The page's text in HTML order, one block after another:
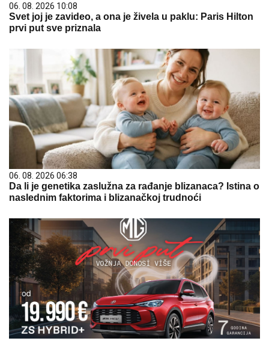
06. 08. 2026 10:08
Svet joj je zavideo, a ona je živela u paklu: Paris Hilton
prvi put sve priznala
06. 08. 2026 06:38
Da li je genetika zaslužna za rađanje blizanaca? Istina o
naslednim faktorima i blizanačkoj trudnoći